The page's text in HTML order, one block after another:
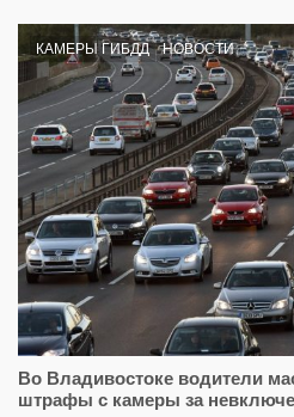
КАМЕРЫ ГИБДД НОВОСТИ
Во Владивостоке водители
штрафы с камеры за